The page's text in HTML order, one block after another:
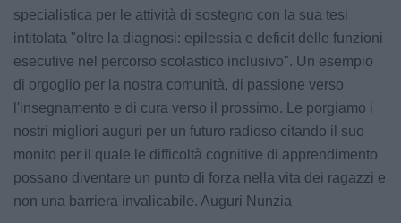
specialistica per le attività di sostegno con la sua tesi
intitolata "oltre la diagnosi: epilessia e deficit delle funzioni
esecutive nel percorso scolastico inclusivo". Un esempio
di orgoglio per la nostra comunità, di passione verso
l'insegnamento e di cura verso il prossimo. Le porgiamo i
nostri migliori auguri per un futuro radioso citando il suo
monito per il quale le difficoltà cognitive di apprendimento
possano diventare un punto di forza nella vita dei ragazzi e
non una barriera invalicabile. Auguri Nunzia